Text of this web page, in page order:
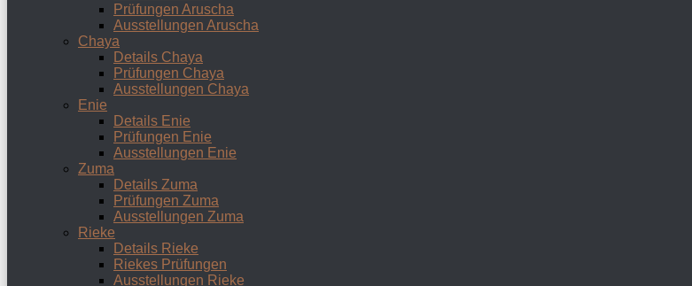
Prüfungen Aruscha
Ausstellungen Aruscha
Chaya
Details Chaya
Prüfungen Chaya
Ausstellungen Chaya
Enie
Details Enie
Prüfungen Enie
Ausstellungen Enie
Zuma
Details Zuma
Prüfungen Zuma
Ausstellungen Zuma
Rieke
Details Rieke
Riekes Prüfungen
Ausstellungen Rieke